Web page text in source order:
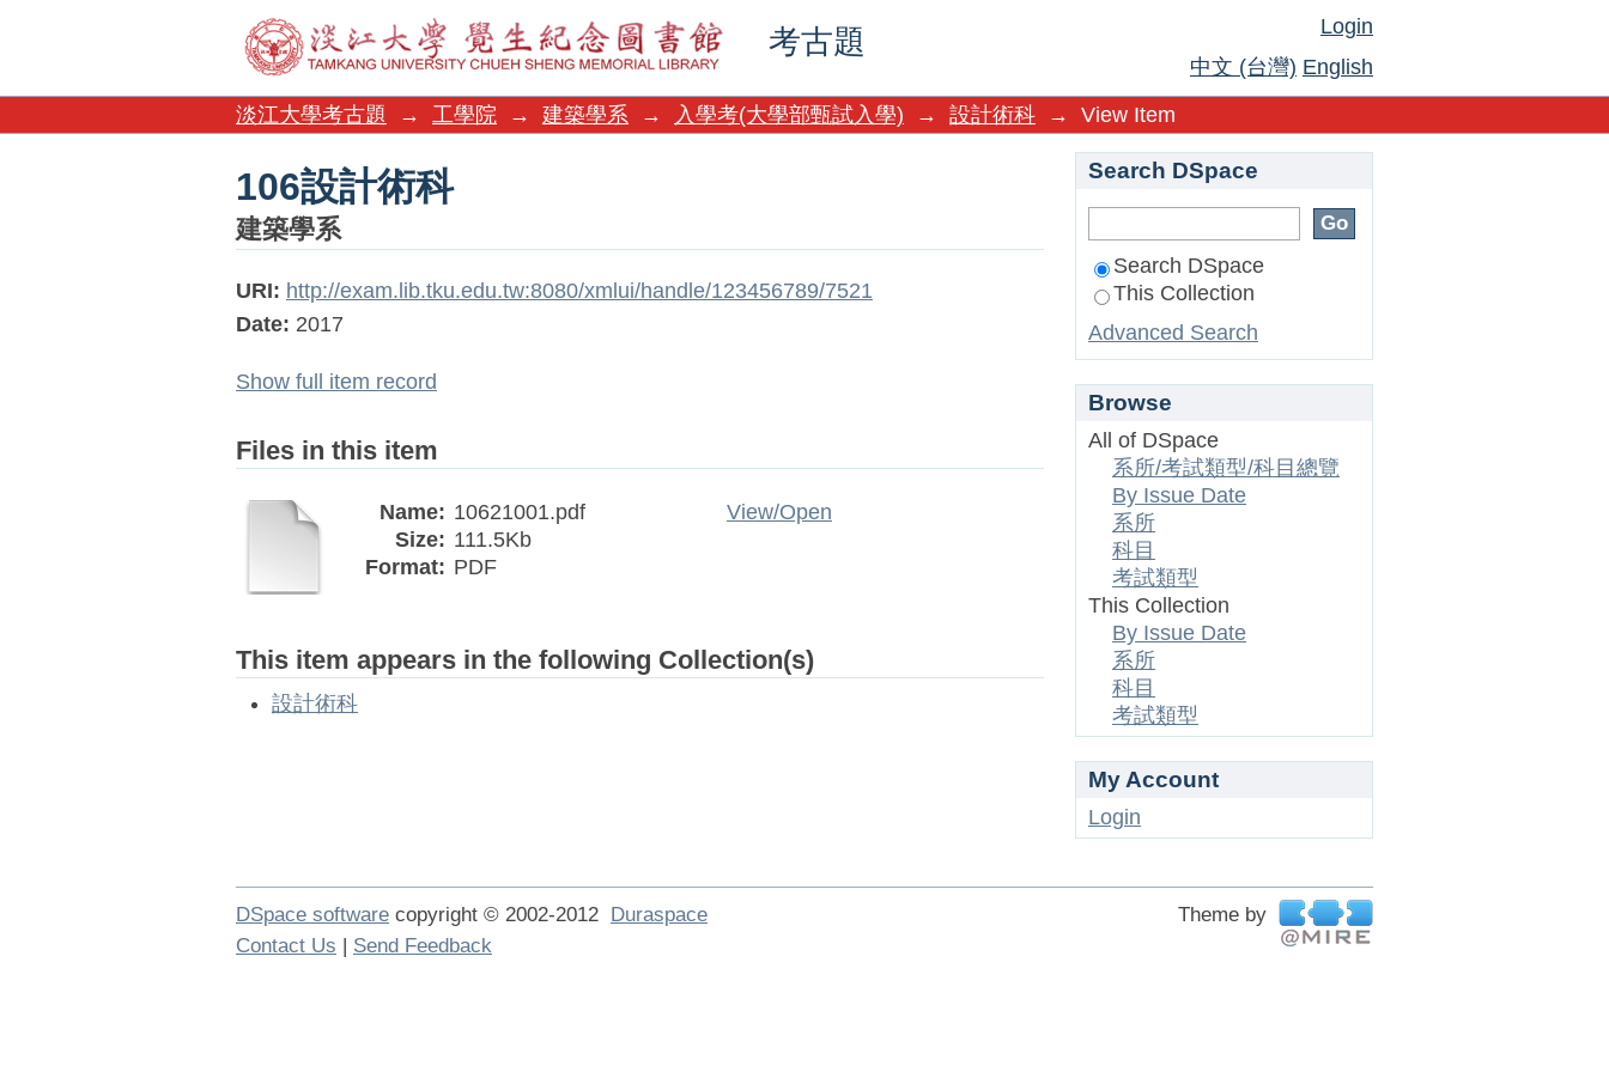
考古題
106設計術科
Login
中文 (台灣) English
淡江大學考古題
→ 工學院 → 建築學系 → 入學考(大學部甄試入學) → 設計術科 → View Item
106設計術科
建築學系
URI: http://exam.lib.tku.edu.tw:8080/xmlui/handle/123456789/7521
Date: 2017
Show full item record
Files in this item
Name: 10621001.pdf
Size: 111.5Kb
Format: PDF
View/Open
This item appears in the following Collection(s)
設計術科
Search DSpace
Search DSpace
This Collection
Advanced Search
Browse
All of DSpace
系所/考試類型/科目總覽
By Issue Date
系所
科目
考試類型
This Collection
By Issue Date
系所
科目
考試類型
My Account
Login
DSpace software copyright © 2002-2012 Duraspace
Theme by
Contact Us | Send Feedback